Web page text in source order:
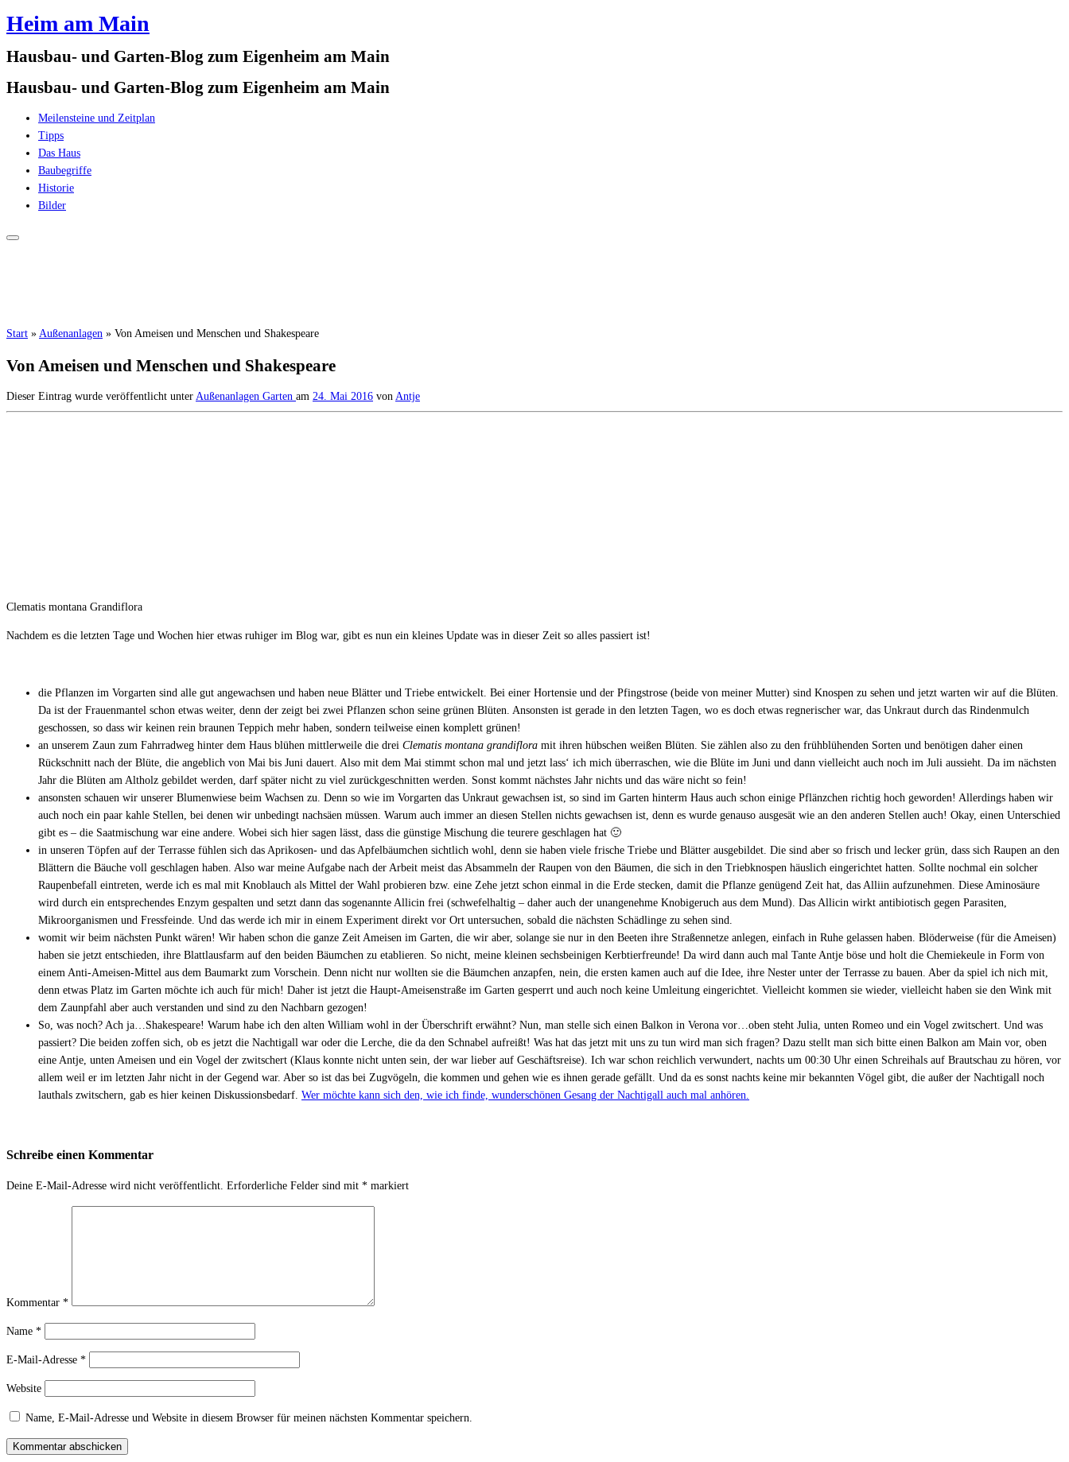
Zum
springen
Heim am Main
Hausbau- und Garten-Blog zum Eigenheim am Main
Hausbau- und Garten-Blog zum Eigenheim am Main
Meilensteine und Zeitplan
Tipps
Das Haus
Baubegriffe
Historie
Bilder
Start » Außenanlagen » Von Ameisen und Menschen und Shakespeare
Von Ameisen und Menschen und Shakespeare
Dieser Eintrag wurde veröffentlicht unter Außenanlagen Garten am 24. Mai 2016 von Antje
Clematis montana Grandiflora
Nachdem es die letzten Tage und Wochen hier etwas ruhiger im Blog war, gibt es nun ein kleines Update was in dieser Zeit so alles passiert ist!
die Pflanzen im Vorgarten sind alle gut angewachsen und haben neue Blätter und Triebe entwickelt. Bei einer Hortensie und der Pfingstrose (beide von meiner Mutter) sind Knospen zu sehen und jetzt warten wir auf die Blüten.
Da ist der Frauenmantel schon etwas weiter, denn der zeigt bei zwei Pflanzen schon seine grünen Blüten. Ansonsten ist gerade in den letzten Tagen, wo es doch etwas regnerischer war, das Unkraut durch das Rindenmulch
geschossen, so dass wir keinen rein braunen Teppich mehr haben, sondern teilweise einen komplett grünen!
an unserem Zaun zum Fahrradweg hinter dem Haus blühen mittlerweile die drei Clematis montana grandiflora mit ihren hübschen weißen Blüten. Sie zählen also zu den frühblühenden Sorten und benötigen daher einen
Rückschnitt nach der Blüte, die angeblich von Mai bis Juni dauert. Also mit dem Mai stimmt schon mal und jetzt lass‘ ich mich überraschen, wie die Blüte im Juni und dann vielleicht auch noch im Juli aussieht. Da im nächsten
Jahr die Blüten am Altholz gebildet werden, darf später nicht zu viel zurückgeschnitten werden. Sonst kommt nächstes Jahr nichts und das wäre nicht so fein!
ansonsten schauen wir unserer Blumenwiese beim Wachsen zu. Denn so wie im Vorgarten das Unkraut gewachsen ist, so sind im Garten hinterm Haus auch schon einige Pflänzchen richtig hoch geworden! Allerdings haben wir
auch noch ein paar kahle Stellen, bei denen wir unbedingt nachsäen müssen. Warum auch immer an diesen Stellen nichts gewachsen ist, denn es wurde genauso ausgesät wie an den anderen Stellen auch! Okay, einen Unterschied
gibt es – die Saatmischung war eine andere. Wobei sich hier sagen lässt, dass die günstige Mischung die teurere geschlagen hat 🙂
in unseren Töpfen auf der Terrasse fühlen sich das Aprikosen- und das Apfelbäumchen sichtlich wohl, denn sie haben viele frische Triebe und Blätter ausgebildet. Die sind aber so frisch und lecker grün, dass sich Raupen an den
Blättern die Bäuche voll geschlagen haben. Also war meine Aufgabe nach der Arbeit meist das Absammeln der Raupen von den Bäumen, die sich in den Triebknospen häuslich eingerichtet hatten. Sollte nochmal ein solcher
Raupenbefall eintreten, werde ich es mal mit Knoblauch als Mittel der Wahl probieren bzw. eine Zehe jetzt schon einmal in die Erde stecken, damit die Pflanze genügend Zeit hat, das Alliin aufzunehmen. Diese Aminosäure
wird durch ein entsprechendes Enzym gespalten und setzt dann das sogenannte Allicin frei (schwefelhaltig – daher auch der unangenehme Knobigeruch aus dem Mund). Das Allicin wirkt antibiotisch gegen Parasiten,
Mikroorganismen und Fressfeinde. Und das werde ich mir in einem Experiment direkt vor Ort untersuchen, sobald die nächsten Schädlinge zu sehen sind.
womit wir beim nächsten Punkt wären! Wir haben schon die ganze Zeit Ameisen im Garten, die wir aber, solange sie nur in den Beeten ihre Straßennetze anlegen, einfach in Ruhe gelassen haben. Blöderweise (für die Ameisen)
haben sie jetzt entschieden, ihre Blattlausfarm auf den beiden Bäumchen zu etablieren. So nicht, meine kleinen sechsbeinigen Kerbtierfreunde! Da wird dann auch mal Tante Antje böse und holt die Chemiekeule in Form von
einem Anti-Ameisen-Mittel aus dem Baumarkt zum Vorschein. Denn nicht nur wollten sie die Bäumchen anzapfen, nein, die ersten kamen auch auf die Idee, ihre Nester unter der Terrasse zu bauen. Aber da spiel ich nich mit,
denn etwas Platz im Garten möchte ich auch für mich! Daher ist jetzt die Haupt-Ameisenstraße im Garten gesperrt und auch noch keine Umleitung eingerichtet. Vielleicht kommen sie wieder, vielleicht haben sie den Wink mit
dem Zaunpfahl aber auch verstanden und sind zu den Nachbarn gezogen!
So, was noch? Ach ja…Shakespeare! Warum habe ich den alten William wohl in der Überschrift erwähnt? Nun, man stelle sich einen Balkon in Verona vor…oben steht Julia, unten Romeo und ein Vogel zwitschert. Und was
passiert? Die beiden zoffen sich, ob es jetzt die Nachtigall war oder die Lerche, die da den Schnabel aufreißt! Was hat das jetzt mit uns zu tun wird man sich fragen? Dazu stellt man sich bitte einen Balkon am Main vor, oben
eine Antje, unten Ameisen und ein Vogel der zwitschert (Klaus konnte nicht unten sein, der war lieber auf Geschäftsreise). Ich war schon reichlich verwundert, nachts um 00:30 Uhr einen Schreihals auf Brautschau zu hören, vor
allem weil er im letzten Jahr nicht in der Gegend war. Aber so ist das bei Zugvögeln, die kommen und gehen wie es ihnen gerade gefällt. Und da es sonst nachts keine mir bekannten Vögel gibt, die außer der Nachtigall noch
lauthals zwitschern, gab es hier keinen Diskussionsbedarf. Wer möchte kann sich den, wie ich finde, wunderschönen Gesang der Nachtigall auch mal anhören.
Schreibe einen Kommentar
Deine E-Mail-Adresse wird nicht veröffentlicht. Erforderliche Felder sind mit * markiert
Kommentar *
Name *
E-Mail-Adresse *
Website
Name, E-Mail-Adresse und Website in diesem Browser für meinen nächsten Kommentar speichern.